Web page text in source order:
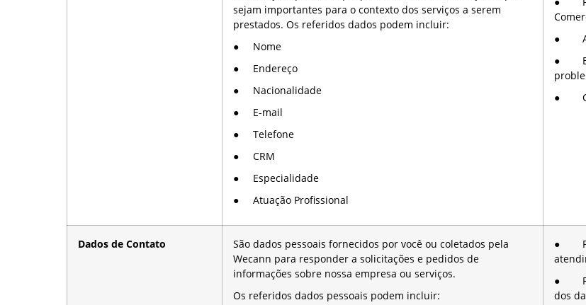
sejam importantes para o contexto dos serviços a serem
prestados. Os referidos dados podem incluir:
● Nome
● Endereço
● Nacionalidade
● E-mail
● Telefone
● CRM
● Especialidade
● Atuação Profissional
●
●
●
Dados de Contato
São dados pessoais fornecidos por você ou coletados pela
Wecann para responder a solicitações e pedidos de
informações sobre nossa empresa ou serviços.
Os referidos dados pessoais podem incluir:
●
●
dos